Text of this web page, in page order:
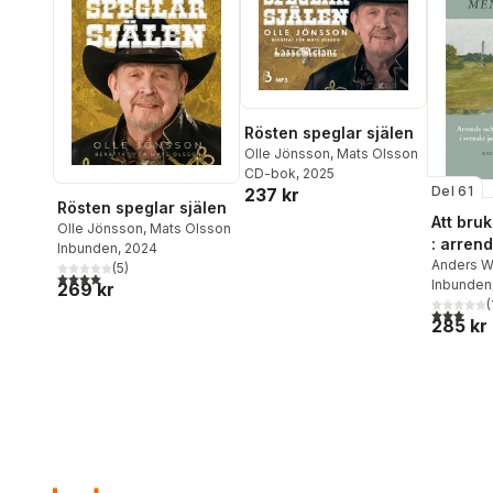
Rösten speglar själen
Olle Jönsson, Mats Olsson
Inbunden, 2024
4,0utav 5 stjärnor. Totalt antal röster:
(5)
269 kr
Rösten speglar själen
Olle Jönsson, Mats Olsson
CD-bok, 2025
237 kr Del 61
Att
:
Anders
Morell,
Jonas
Olsson,
Inbunden
3,0utav (
285 kr